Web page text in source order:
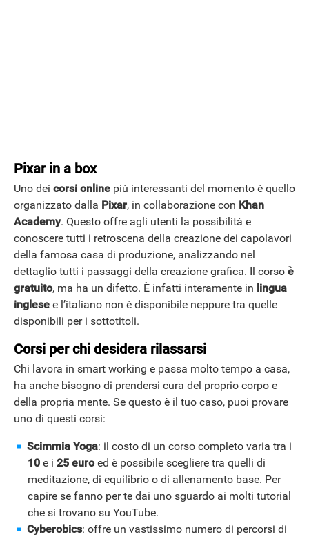
Pixar in a box
Uno dei corsi online più interessanti del momento è quello
organizzato dalla Pixar, in collaborazione con Khan
Academy. Questo offre agli utenti la possibilità e
conoscere tutti i retroscena della creazione dei capolavori
della famosa casa di produzione, analizzando nel
dettaglio tutti i passaggi della creazione grafica. Il corso è
gratuito, ma ha un difetto. È infatti interamente in lingua
inglese e l’italiano non è disponibile neppure tra quelle
disponibili per i sottotitoli.
Corsi per chi desidera rilassarsi
Chi lavora in smart working e passa molto tempo a casa,
ha anche bisogno di prendersi cura del proprio corpo e
della propria mente. Se questo è il tuo caso, puoi provare
uno di questi corsi:
Scimmia Yoga: il costo di un corso completo varia tra i
10 e i 25 euroed è possibile scegliere tra quelli di
meditazione, di equilibrio o di allenamento base. Per
capire se fanno per te dai uno sguardo ai molti tutorial
che si trovano su YouTube.
Cyberobics: offre un vastissimo numero di percorsi di